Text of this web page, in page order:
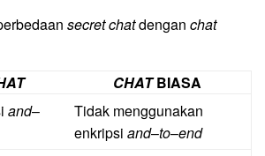
secret chatdengan chat
CHATBIASA
and–
Tidak menggunakan
enkripsi and–to–end